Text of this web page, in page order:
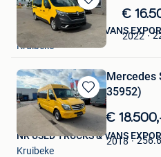
Bewaren
in
Mijn
Favorieten
€
2022
NR USED TRUCKS & VANS
Kruibeke
Bewaren
in
Mijn
Favorieten
Mercedes
35952)
€
2018
NR USED TRUCKS & VANS
Kruibeke